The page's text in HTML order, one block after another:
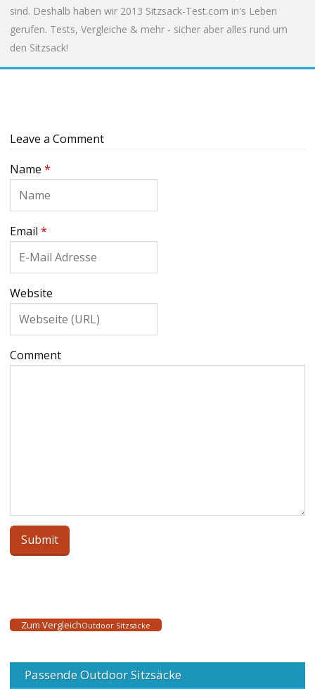
sind. Deshalb haben wir 2013 Sitzsack-Test.com in's Leben
gerufen. Tests, Vergleiche & mehr - sicher aber alles rund um
den Sitzsack!
Leave a Comment
Name *
Email *
Website
Comment
Zum VergleichOutdoor Sitzsäcke
Passende Outdoor Sitzsäcke